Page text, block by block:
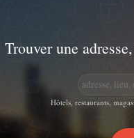
Trouver une
Hôtels, restaurants,